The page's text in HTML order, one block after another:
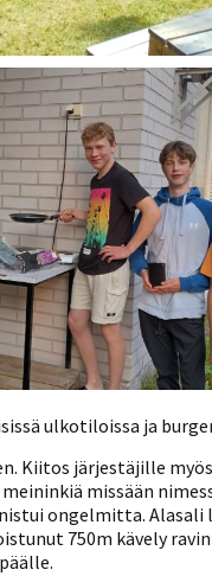
ulkotiloissa ja
Kiitos järjestäjille
meininkiä missään
ongelmitta.
750m kävely